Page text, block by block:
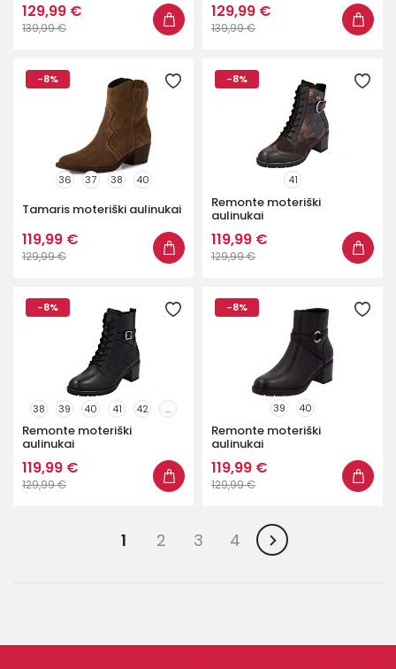
129,99 €
139,99 €
129,99 €
139,99 €
-8%
36 37 38 40
Tamaris moteriški aulinukai
119,99 €
129,99 €
-8%
41
Remonte moteriški
aulinukai
119,99 €
129,99 €
-8%
38 39 40 41 42 ...
Remonte moteriški
aulinukai
119,99 €
129,99 €
-8%
39 40
Remonte moteriški
aulinukai
119,99 €
129,99 €
1 2 3 4